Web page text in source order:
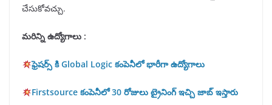
చేసుకోవచ్చు.
మరిన్ని ఉద్యోగాలు :
ఫ్రెషర్స్ కి Global Logic కంపెనీలో భారీగా ఉద్యోగాలు
Firstsource కంపెనీలో 30 రోజులు ట్రైనింగ్ ఇచ్చి జాబ్ ఇస్తారు